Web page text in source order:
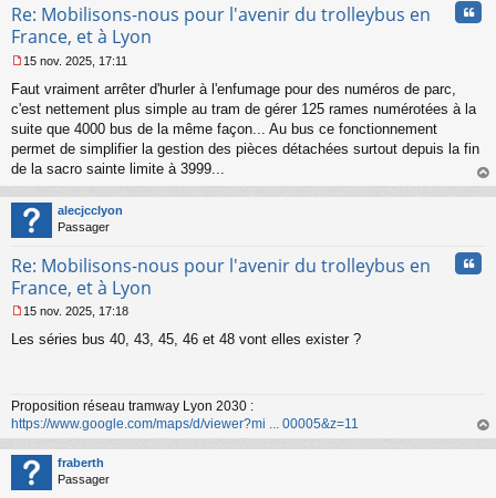
Re: Mobilisons-nous pour l'avenir du trolleybus en
France, et à Lyon
e
s
s
g
e
n
o
n
l
15 nov. 2025, 17:11
Faut vraiment arrêter d'hurler à l'enfumage pour des numéros de parc,
c'est nettement plus simple au tram de gérer 125 rames numérotées à la
suite que 4000 bus de la même façon... Au bus ce fonctionnement
permet de simplifier la gestion des pièces détachées surtout depuis la fin
de la sacro sainte limite à 3999...
au
alecjcclyon
Passager
Re: Mobilisons-nous pour l'avenir du trolleybus en
France, et à Lyon
e
g
e
n
o
n
l
15 nov. 2025, 17:18
Les séries bus 40, 43, 45, 46 et 48 vont elles exister ?
Proposition réseau tramway Lyon 2030 :
https://www.google.com/maps/d/viewer?mi ... 00005&z=11
au
fraberth
Passager